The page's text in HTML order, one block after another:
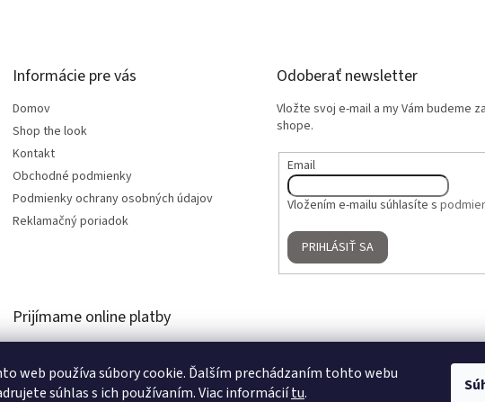
web používa súbory cookie. Ďalším prechádzaním tohto webu
súhlas s ich používaním. Viac informáciítu.
Informácie pre vás
Domov
Shop the look
Kontakt
Obchodné podmienky
Podmienky ochrany osobných údajov
Reklamačný poriadok
Odoberať newsletter
Vložte svoj e-mail a my Vám budeme
shope.
Email
Vložením e-mailu súhlasíte s
PRIHLÁSIŤ SA
Prijímame online platby